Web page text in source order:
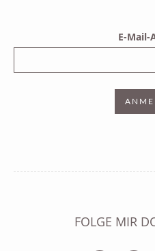
E-Mail-
FOLGE MIR